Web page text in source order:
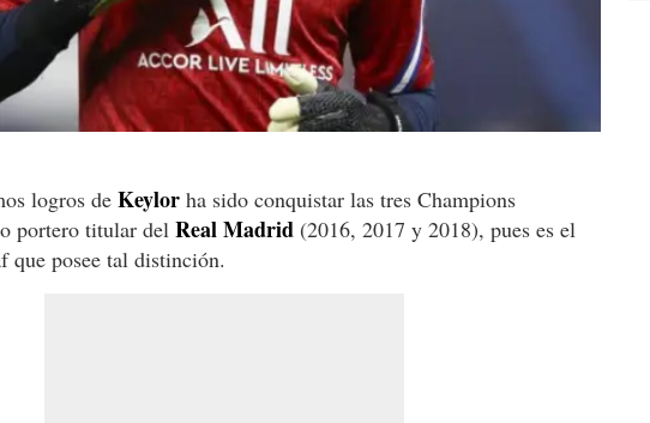
logros de Keylor ha sido conquistar las tres Champions
portero titular del Real Madrid (2016, 2017 y 2018), pues es el
que posee tal distinción.